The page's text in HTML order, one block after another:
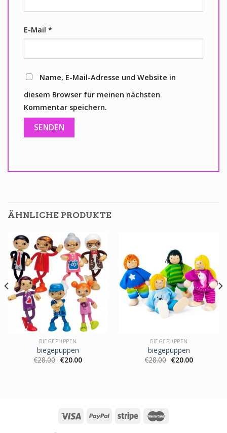
E-Mail *
Name, E-Mail-Adresse und Website in
diesem Browser für meinen nächsten
Kommentar speichern.
ÄHNLICHE PRODUKTE
BIEGEPUPPEN
biegepuppen
€28.00 €20.00
BIEGEPUPPEN
biegepuppen
€28.00 €20.00